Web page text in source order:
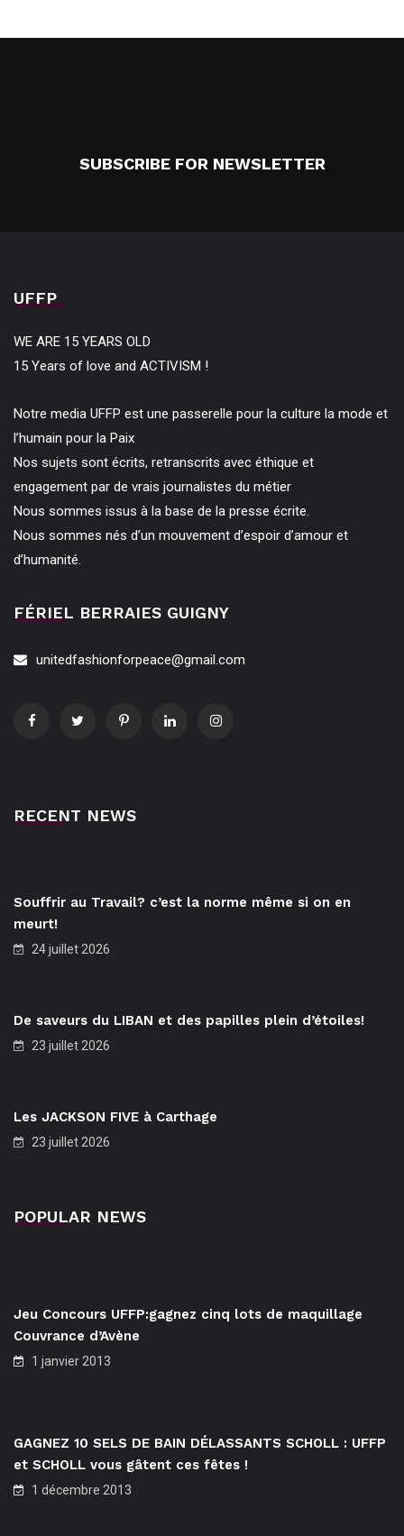
SUBSCRIBE FOR NEWSLETTER
UFFP
WE ARE 15 YEARS OLD
15 Years of love and ACTIVISM !
Notre media UFFP est une passerelle pour la culture la mode et
l’humain pour la Paix
Nos sujets sont écrits, retranscrits avec éthique et
engagement par de vrais journalistes du métier
Nous sommes issus à la base de la presse écrite.
Nous sommes nés d’un mouvement d’espoir d’amour et
d’humanité.
FÉRIEL BERRAIES GUIGNY
unitedfashionforpeace@gmail.com
RECENT NEWS
Souffrir au Travail? c’est la norme même si on en
meurt!
24 juillet 2026
De saveurs du LIBAN et des papilles plein d’étoiles!
23 juillet 2026
Les JACKSON FIVE à Carthage
23 juillet 2026
POPULAR NEWS
Jeu Concours UFFP:gagnez cinq lots de maquillage
Couvrance d’Avène
1 janvier 2013
GAGNEZ 10 SELS DE BAIN DÉLASSANTS SCHOLL : UFFP
et SCHOLL vous gâtent ces fêtes !
1 décembre 2013